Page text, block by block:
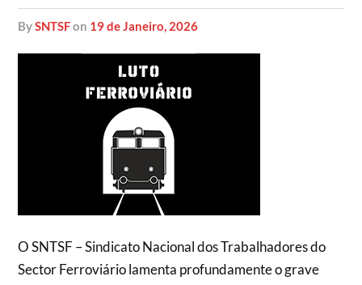
bySNTSFon 19 de Janeiro, 2026
O SNTSF – Sindicato Nacional dos Trabalhadores do
Sector Ferroviário lamenta profundamente o grave